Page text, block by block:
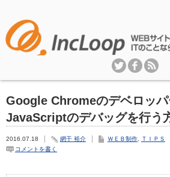
Google Chromeのデベロッ
JavaScriptのデバッグを行う
2016.07.18 網干 裕介 ＷＥＢ制作 ＴＩＰＳ
コメントを書く